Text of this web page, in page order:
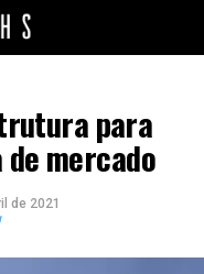
para
mercado
de 2021